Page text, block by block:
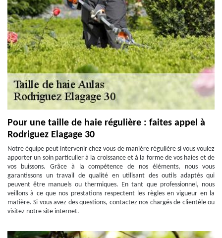
Pour une taille de haie régulière : faites appel à
Rodriguez Elagage 30
Notre équipe peut intervenir chez vous de manière régulière si vous voulez
apporter un soin particulier à la croissance et à la forme de vos haies et de
vos buissons. Grâce à la compétence de nos éléments, nous vous
garantissons un travail de qualité en utilisant des outils adaptés qui
peuvent être manuels ou thermiques. En tant que professionnel, nous
veillons à ce que nos prestations respectent les règles en vigueur en la
matière. Si vous avez des questions, contactez nos chargés de clientèle ou
visitez notre site internet.